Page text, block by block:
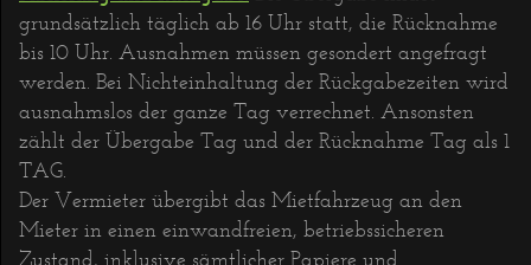
grundsätzlich täglich ab 16 Uhr statt, die Rücknahme
bis 10 Uhr. Ausnahmen müssen gesondert angefragt
werden. Bei Nichteinhaltung der Rückgabezeiten wird
ausnahmslos der ganze Tag verrechnet. Ansonsten
zählt der Übergabe Tag und der Rücknahme Tag als 1
TAG.
Der Vermieter übergibt das Mietfahrzeug an den
Mieter in einen einwandfreien, betriebssicheren
Zustand, inklusive sämtlicher Papiere und